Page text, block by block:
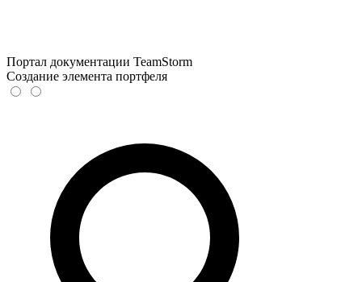
Портал документации TeamStorm
Создание элемента портфеля